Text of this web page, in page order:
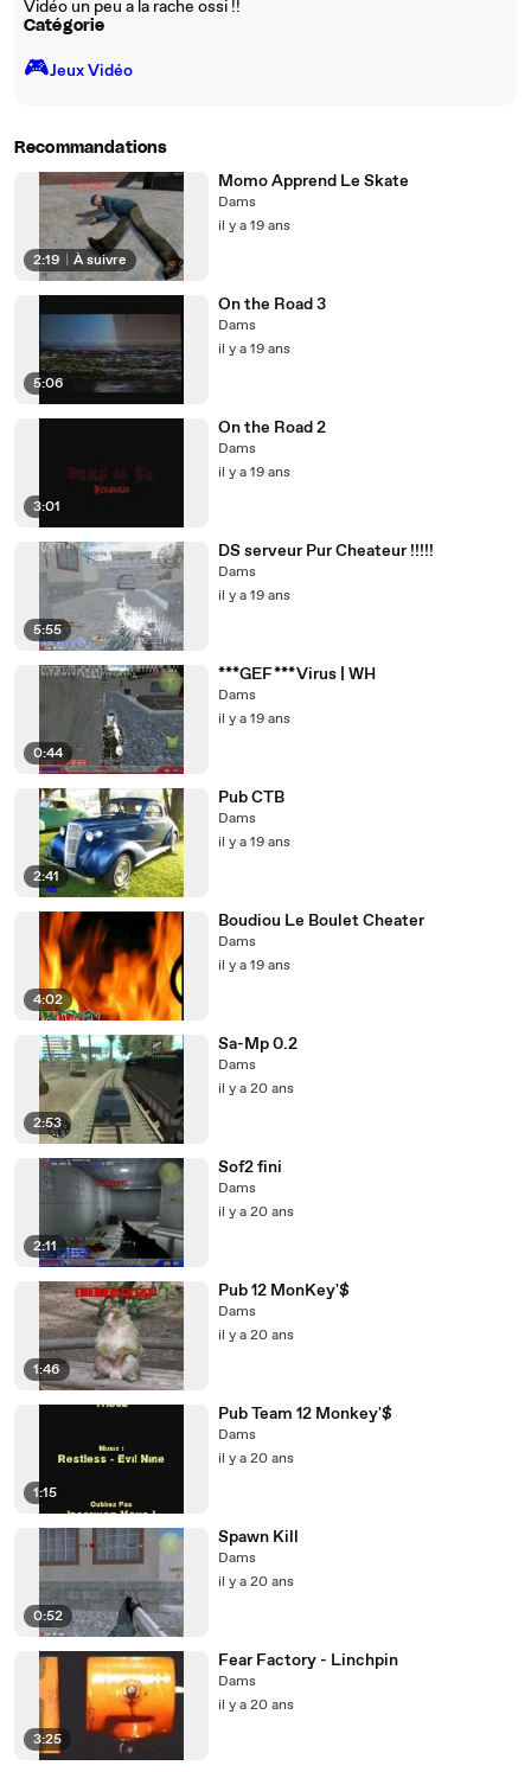
Vidéo un peu a la rache ossi !!
Catégorie
🎮️Jeux Vidéo
Recommandations
2:19 À suivre
Momo Apprend Le Skate
Dams
il y a 19 ans
5:06
On the Road 3
Dams
il y a 19 ans
3:01
On the Road 2
Dams
il y a 19 ans
5:55
DS serveur Pur Cheateur !!!!!
Dams
il y a 19 ans
0:44
***GEF***Virus | WH
Dams
il y a 19 ans
2:41
Pub CTB
Dams
il y a 19 ans
4:02
Boudiou Le Boulet Cheater
Dams
il y a 19 ans
2:53
Sa-Mp 0.2
Dams
il y a 20 ans
2:11
Sof2 fini
Dams
il y a 20 ans
1:46
Pub 12 MonKey'$
Dams
il y a 20 ans
1:15
Pub Team 12 Monkey'$
Dams
il y a 20 ans
0:52
Spawn Kill
Dams
il y a 20 ans
3:25
Fear Factory - Linchpin
Dams
il y a 20 ans